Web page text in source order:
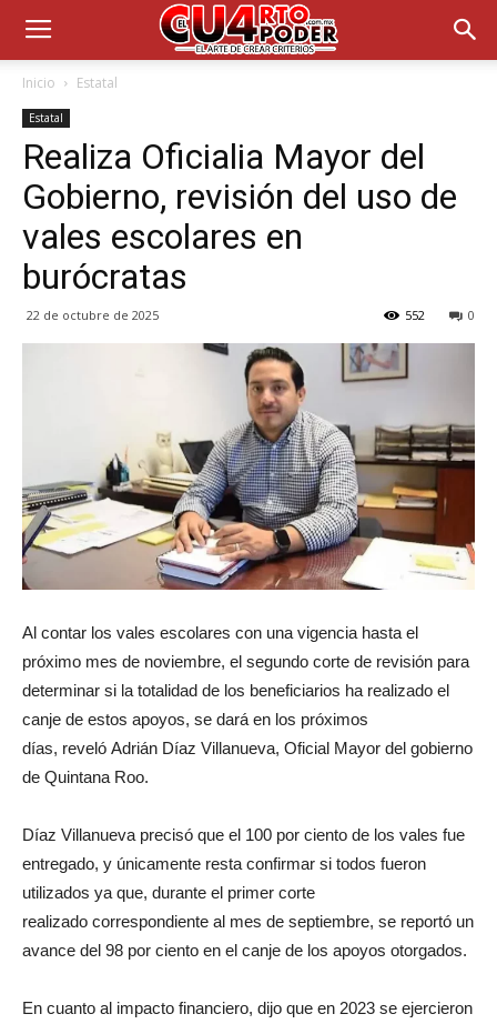
Inicio Estatal
Estatal
Realiza Oficialia Mayor del
Gobierno, revisión del uso de
vales escolares en
burócratas
22 de octubre de 2025 0
552
Al contar los vales escolares con una vigencia hasta el
próximo mes de noviembre, el segundo corte de revisión para
determinar si la totalidad de los beneficiarios ha realizado el
canje de estos apoyos, se dará en los próximos
días, reveló Adrián Díaz Villanueva, Oficial Mayor del gobierno
de Quintana Roo.
Díaz Villanueva precisó que el 100 por ciento de los vales fue
entregado, y únicamente resta confirmar si todos fueron
utilizados ya que, durante el primer corte
realizado correspondiente al mes de septiembre, se reportó un
avance del 98 por ciento en el canje de los apoyos otorgados.
En cuanto al impacto financiero, dijo que en 2023 se ejercieron